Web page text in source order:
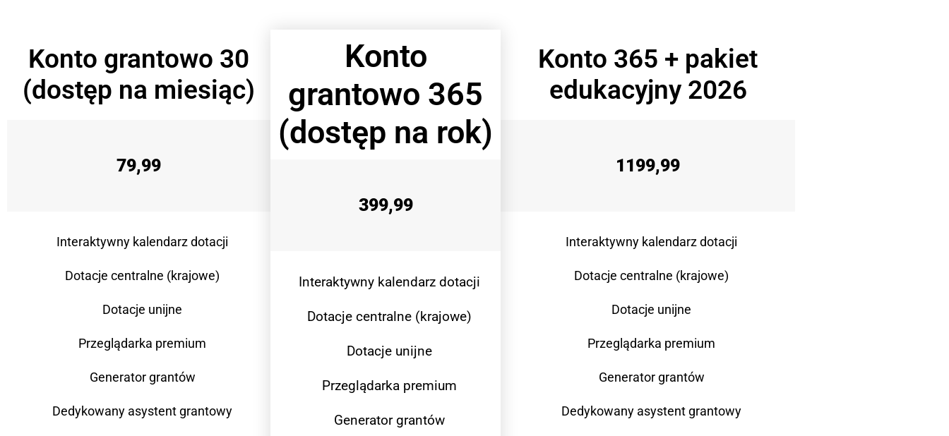
Konto grantowo 30
(dostęp na miesiąc)
79,99
Interaktywny kalendarz dotacji
Dotacje centralne (krajowe)
Dotacje unijne
Przeglądarka premium
Generator grantów
Dedykowany asystent grantowy
Konto
grantowo 365
(dostęp na rok)
399,99
Interaktywny kalendarz dotacji
Dotacje centralne (krajowe)
Dotacje unijne
Przeglądarka premium
Generator grantów
Konto 365 + pakiet
edukacyjny 2026
1199,99
Interaktywny kalendarz dotacji
Dotacje centralne (krajowe)
Dotacje unijne
Przeglądarka premium
Generator grantów
Dedykowany asystent grantowy